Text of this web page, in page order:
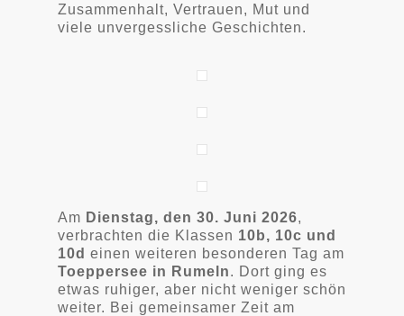
Zusammenhalt, Vertrauen, Mut und
viele unvergessliche Geschichten.
Am Dienstag, den 30. Juni 2026,
verbrachten die Klassen 10b, 10c und
10d einen weiteren besonderen Tag am
Toeppersee in Rumeln. Dort ging es
etwas ruhiger, aber nicht weniger schön
weiter. Bei gemeinsamer Zeit am